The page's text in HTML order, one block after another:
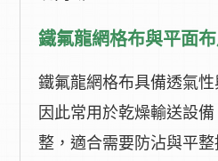
鐵氟龍網格布與平面
鐵氟龍網格布具備透氣
因此常用於乾燥輸送設
整，適合需要防沾與平整